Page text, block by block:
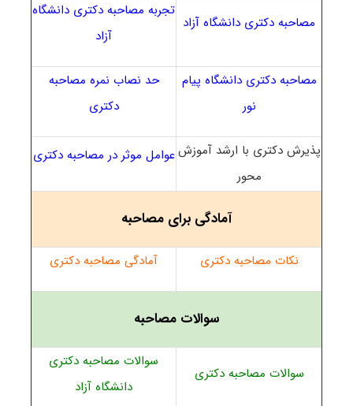
مصاحبه دکتری دانشگاه آزاد
تجربه مصاحبه دکتری دانشگاه
آزاد
مصاحبه دکتری دانشگاه پیام
نور
حد نصاب نمره مصاحبه
دکتری
پذیرش دکتری با ارشد آموزش
محور
عوامل موثر در مصاحبه دکتری
آمادگی برای مصاحبه
نکات مصاحبه دکتری آمادگی مصاحبه دکتری
سوالات مصاحبه
سوالات مصاحبه دکتری
سوالات مصاحبه دکتری
دانشگاه آزاد